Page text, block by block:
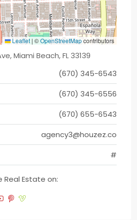
Leaflet | ©OpenStreetMapcontributors
Miami Beach, FL 33139
(670) 345-6543
(670) 345-6556
(670) 655-6543
agency3@houzez.co
#
Real Estate on: